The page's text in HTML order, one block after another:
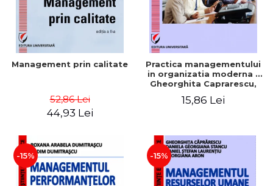
Management prin calitate
52,86 Lei
44,93 Lei
Practica managementului
in organizatia moderna -
Gheorghita Caprarescu,
Georgiana Aron
15,86 Lei
-15% -15%